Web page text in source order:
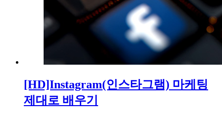
[HD]Instagram(인스타그램) 마케팅
제대로 배우기